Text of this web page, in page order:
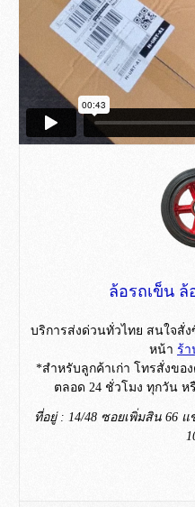
ล้อรถเข็น ล้
บริการส่งด่วนทั่วไทย สนใจสั่
หน้า ร้า
*สำหรับลูกค้าเก่า โทรสั่งขอ
ตลอด 24 ชั่วโมง ทุกวัน ห
ที่อยู่ : 14/48 ซอยเพิ่มสิน 66